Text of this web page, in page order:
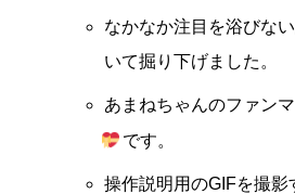
なかなか注目を浴びな
いて掘り下げました。
あまねちゃんのファン
です。
操作説明用のGIFを撮